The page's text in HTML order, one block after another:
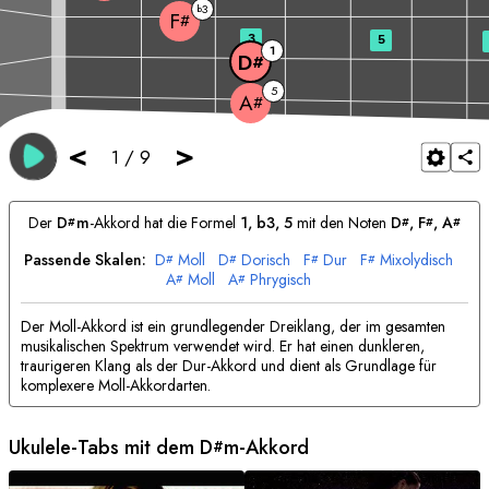
< 1 / 9 >
A# 5
D# 1
F#
b3
3 5
Der D#m-Akkord hat die Formel 1, b3, 5mit den Noten D#, F#, A#
Passende Skalen: D# Moll D# Dorisch F# Dur F# Mixolydisch
A# Moll A# Phrygisch
Der Moll-Akkord ist ein grundlegender Dreiklang, der im gesamten
musikalischen Spektrum verwendet wird. Er hat einen dunkleren,
traurigeren Klang als der Dur-Akkord und dient als Grundlage für
komplexere Moll-Akkordarten.
Ukulele-Tabs mit dem D#m-Akkord